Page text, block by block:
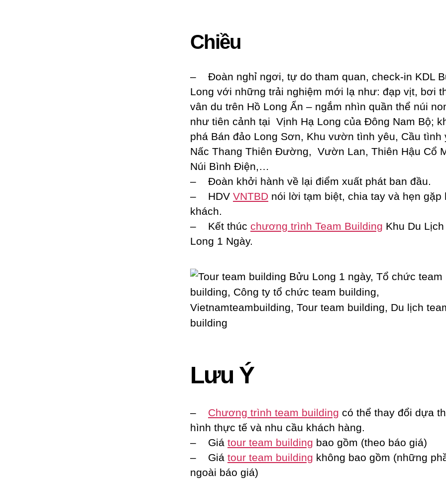
Chiều
– Đoàn nghỉ ngơi, tự do tham quan, check-in KDL
Long với những trải nghiệm mới lạ như: đạp vịt, bơi
vân du trên Hồ Long Ẩn – ngắm nhìn quần thể núi
như tiên cảnh tại Vịnh Hạ Long của Đông Nam Bộ;
phá Bán đảo Long Sơn, Khu vườn tình yêu, Cầu tình
Nấc Thang Thiên Đường, Vườn Lan, Thiên Hậu Cổ
Núi Bình Điện,…
– Đoàn khởi hành về lại điểm xuất phát ban đầu.
– HDV VNTBD nói lời tạm biệt, chia tay và hẹn gặp
khách.
– Kết thúc chương trình Team Building Khu Du
Long 1 Ngày.
Lưu Ý
– Chương trình team building có thể thay đổi dựa
hình thực tế và nhu cầu khách hàng.
– Giá tour team building bao gồm (theo báo giá)
– Giá tour team building không bao gồm (những
ngoài báo giá)